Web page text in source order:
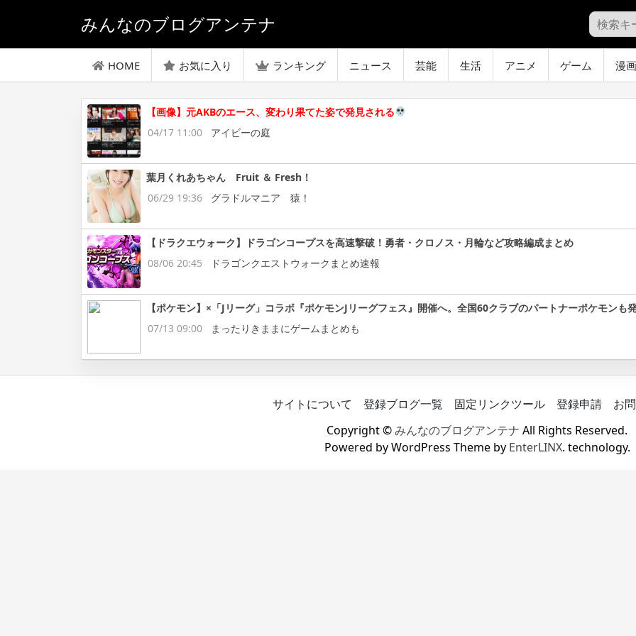
みんなのブログアンテナ
HOME お気に入り ランキング ニュース 芸能 生活 アニメ ゲーム 漫画
【画像】元AKBのエース、変わり果てた姿で発見される
04/17 11:00
アイビーの庭
葉月くれあちゃん Fruit ＆ Fresh！
06/29 19:36
グラドルマニア 猿！
【ドラクエウォーク】ドラゴンコープスを高速撃破！勇者・クロノス・月輪など攻略編成まとめ
08/06 20:45
ドラゴンクエストウォークまとめ速報
【ポケモン】×「Jリーグ」コラボ『ポケモンJリーグフェス』開催へ。全国60クラブのパートナーポケモンも
07/13 09:00
まったりきままにゲームまとめも
サイトについて 登録ブログ一覧 固定リンクツール 登録申請
お
Copyright ©みんなのブログアンテナ All Rights Reserved.
Powered by WordPress Theme by EnterLINX. technology.